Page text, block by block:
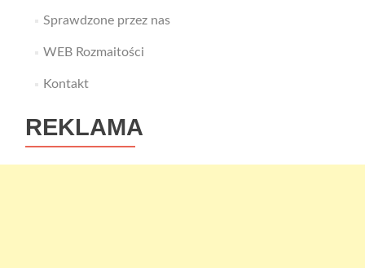
Sprawdzone przez nas
WEB Rozmaitości
Kontakt
REKLAMA